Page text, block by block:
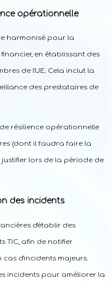
opérationnelle
harmonisé pour la
en établissant des
de l'UE. Cela inclut la
des prestataires de
résilience opérationnelle
(dont il faudra faire la
lors de la période de
des incidents
d'établir des
TIC, afin de notifier
d'incidents majeurs.
incidents pour améliorer la